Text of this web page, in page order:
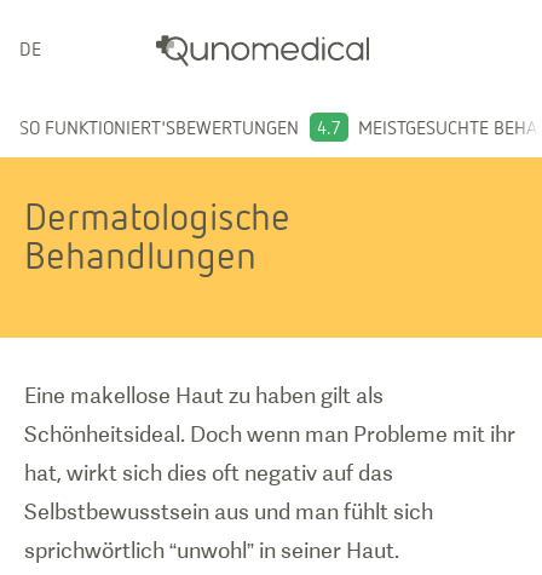
DEUTSCH
SO FUNKTIONIERT'SBEWERTUNGEN 4.7 MEISTGESUCHTE
Dermatologische
Behandlungen
Eine makellose Haut zu haben gilt als
Schönheitsideal. Doch wenn man Probleme mit ihr
hat, wirkt sich dies oft negativ auf das
Selbstbewusstsein aus und man fühlt sich
sprichwörtlich “unwohl” in seiner Haut.